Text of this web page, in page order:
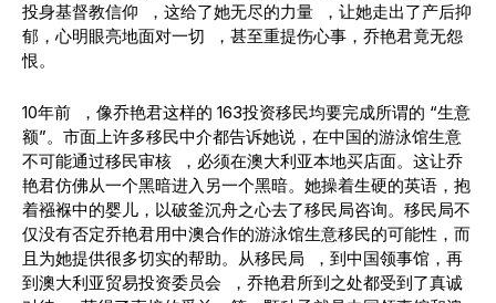
投身基督教信仰 ，这给了她无尽的力量 ，让她走出了产后抑
郁，心明眼亮地面对一切 ，甚至重提伤心事，乔艳君竟无怨
恨。
10年前 ，像乔艳君这样的 163投资移民均要完成所谓的 “生意
额”。市面上许多移民中介都告诉她说，在中国的游泳馆生意
不可能通过移民审核 ，必须在澳大利亚本地买店面。这让乔
艳君仿佛从一个黑暗进入另一个黑暗。她操着生硬的英语，抱
着襁褓中的婴儿，以破釜沉舟之心去了移民局咨询。移民局不
仅没有否定乔艳君用中澳合作的游泳馆生意移民的可能性，而
且为她提供很多切实的帮助。从移民局 ，到中国领事馆，再
到澳大利亚贸易投资委员会 ，乔艳君所到之处都受到了真诚